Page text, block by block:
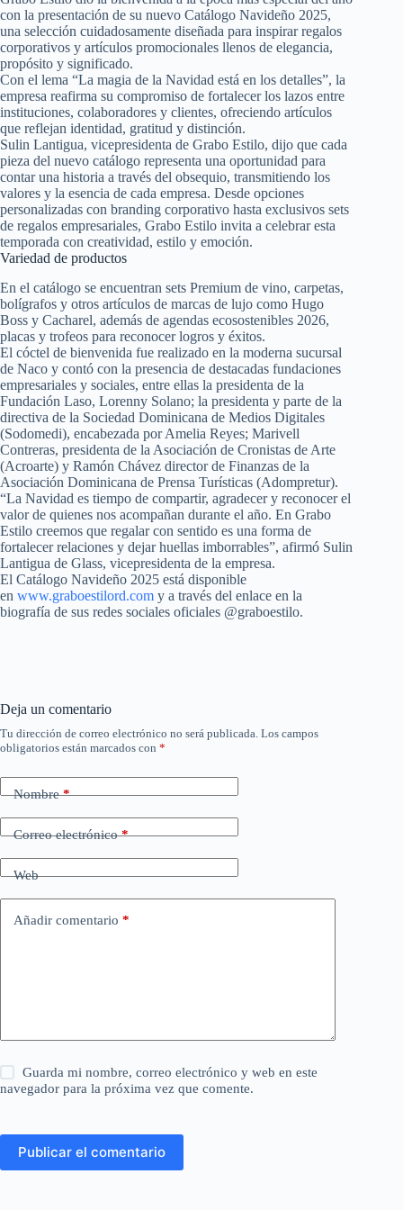
con la presentación de su nuevo Catálogo Navideño 2025,
una selección cuidadosamente diseñada para inspirar regalos
corporativos y artículos promocionales llenos de elegancia,
propósito y significado.
Con el lema “La magia de la Navidad está en los detalles”, la
empresa reafirma su compromiso de fortalecer los lazos entre
instituciones, colaboradores y clientes, ofreciendo artículos
que reflejan identidad, gratitud y distinción.
Sulin Lantigua, vicepresidenta de Grabo Estilo, dijo que cada
pieza del nuevo catálogo representa una oportunidad para
contar una historia a través del obsequio, transmitiendo los
valores y la esencia de cada empresa. Desde opciones
personalizadas con branding corporativo hasta exclusivos sets
de regalos empresariales, Grabo Estilo invita a celebrar esta
temporada con creatividad, estilo y emoción.
Variedad de productos
En el catálogo se encuentran sets Premium de vino, carpetas,
bolígrafos y otros artículos de marcas de lujo como Hugo
Boss y Cacharel, además de agendas ecosostenibles 2026,
placas y trofeos para reconocer logros y éxitos.
El cóctel de bienvenida fue realizado en la moderna sucursal
de Naco y contó con la presencia de destacadas fundaciones
empresariales y sociales, entre ellas la presidenta de la
Fundación Laso, Lorenny Solano; la presidenta y parte de la
directiva de la Sociedad Dominicana de Medios Digitales
(Sodomedi), encabezada por Amelia Reyes; Marivell
Contreras, presidenta de la Asociación de Cronistas de Arte
(Acroarte) y Ramón Chávez director de Finanzas de la
Asociación Dominicana de Prensa Turísticas (Adompretur).
“La Navidad es tiempo de compartir, agradecer y reconocer el
valor de quienes nos acompañan durante el año. En Grabo
Estilo creemos que regalar con sentido es una forma de
fortalecer relaciones y dejar huellas imborrables”, afirmó Sulin
Lantigua de Glass, vicepresidenta de la empresa.
El Catálogo Navideño 2025 está disponible
en www.graboestilord.com y a través del enlace en la
biografía de sus redes sociales oficiales @graboestilo.
Deja un comentario
Tu dirección de correo electrónico no será publicada. Los campos
obligatorios están marcados con *
Nombre*
Correo electrónico*
Web
Añadir comentario *
Guarda mi nombre, correo electrónico y web en este
navegador para la próxima vez que comente.
Publicar el comentario